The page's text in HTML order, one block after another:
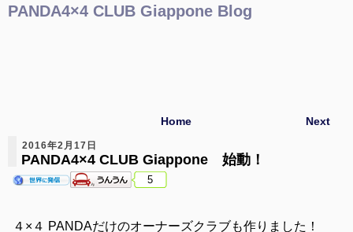
PANDA4×4 CLUB Giappone Blog
Next
Home
2016年2月17日
PANDA4×4 CLUB Giappone 始動！
5
４×４ PANDAだけのオーナーズクラブも作りました！